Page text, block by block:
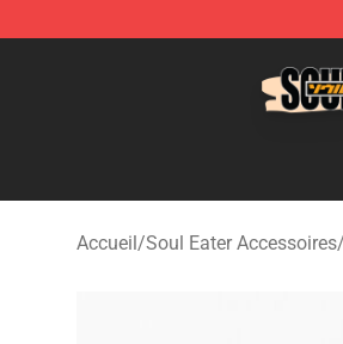
Accueil/Soul Eater Accessoires/